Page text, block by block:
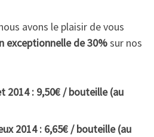
avons le plaisir de vous
exceptionnelle de 30%sur nos
2014 : 9,50€ / bouteille (au
2014 : 6,65€ / bouteille (au